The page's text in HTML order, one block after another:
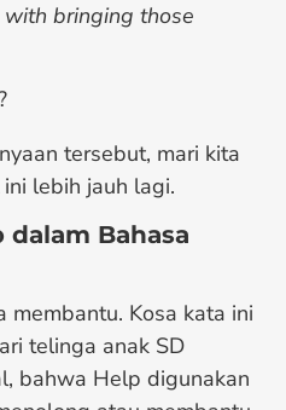
with bringing those
tersebut, mari kita
lebih jauh lagi.
Bahasa
membantu. Kosa kata ini
telinga anak SD
bahwa Help digunakan